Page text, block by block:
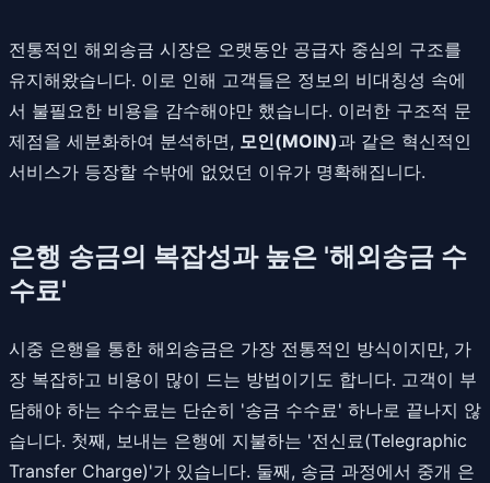
전통적인 해외송금 시장은 오랫동안 공급자 중심의 구조를
유지해왔습니다. 이로 인해 고객들은 정보의 비대칭성 속에
서 불필요한 비용을 감수해야만 했습니다. 이러한 구조적 문
제점을 세분화하여 분석하면, 모인(MOIN)과 같은 혁신적인
서비스가 등장할 수밖에 없었던 이유가 명확해집니다.
은행 송금의 복잡성과 높은 '해외송금 수
수료'
시중 은행을 통한 해외송금은 가장 전통적인 방식이지만, 가
장 복잡하고 비용이 많이 드는 방법이기도 합니다. 고객이 부
담해야 하는 수수료는 단순히 '송금 수수료' 하나로 끝나지 않
습니다. 첫째, 보내는 은행에 지불하는 '전신료(Telegraphic
Transfer Charge)'가 있습니다. 둘째, 송금 과정에서 중개 은